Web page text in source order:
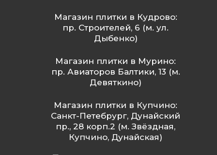
Магазин плитки в Кудрово:
пр. Строителей, 6 (м. ул.
Дыбенко)
Магазин плитки в Мурино:
пр. Авиаторов Балтики, 13 (м.
Девяткино)
Магазин плитки в Купчино:
Санкт-Петебрург, Дунайский
пр., 28 корп.2 (м. Звёздная,
Купчино, Дунайская)